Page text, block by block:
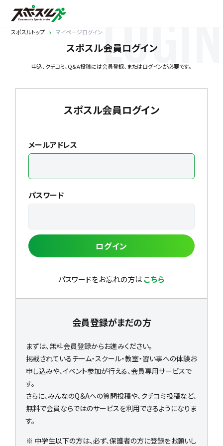
スポスルトップ マイページログイン
スポスル会員ログイン
申込、クチコミ、Q&A投稿には会員登録、またはログインが必要です。
LOGIN
スポスル会員ログイン
メールアドレス
パスワード
ログイン
パスワードをお忘れの方は こちら
会員登録がまだの方
まずは、無料会員登録からお進みください。
掲載されているチーム・スクール・教室・習い事への体験お
申し込みや、イベント参加が行える、会員専用サービスで
す。
さらに、みんなのQ＆Aへの質問投稿や、クチコミ投稿など、
無料で会員ならではのサービスを利用できるようになりま
す。
※ 中学生以下の方は、必ず、保護者の方に登録をお願いし